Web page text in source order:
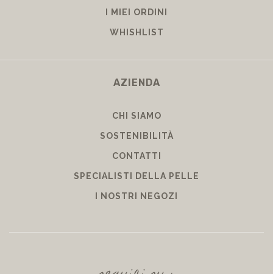
I MIEI ORDINI
WHISHLIST
AZIENDA
CHI SIAMO
SOSTENIBILITÀ
CONTATTI
SPECIALISTI DELLA PELLE
I NOSTRI NEGOZI